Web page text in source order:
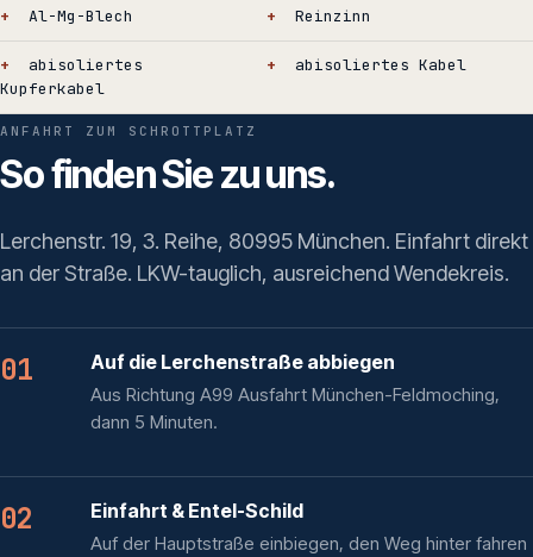
Al-Mg-Blech Reinzinn
abisoliertes
Kupferkabel
abisoliertes Kabel
ANFAHRT ZUM SCHROTTPLATZ
So finden Sie zu uns.
Lerchenstr. 19, 3. Reihe, 80995 München. Einfahrt direkt
an der Straße. LKW-tauglich, ausreichend Wendekreis.
01 Auf die Lerchenstraße abbiegen
Aus Richtung A99 Ausfahrt München-Feldmoching,
dann 5 Minuten.
02 Einfahrt & Entel-Schild
Auf der Hauptstraße einbiegen, den Weg hinter fahren